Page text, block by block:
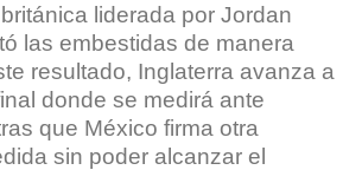
liderada por Jordan
las embestidas de manera
resultado, Inglaterra avanza a
donde se medirá ante
que México firma otra
sin poder alcanzar el